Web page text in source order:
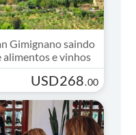
Gimignano saindo
alimentos e vinhos
USD268.00